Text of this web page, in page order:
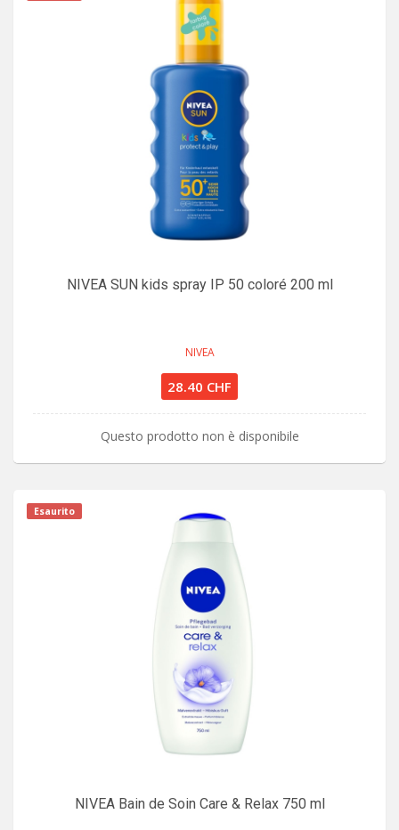
NIVEA SUN kids spray IP 50 coloré 200 ml
NIVEA
28.40 CHF
Questo prodotto non è disponibile
Esaurito
NIVEA Bain de Soin Care & Relax 750 ml